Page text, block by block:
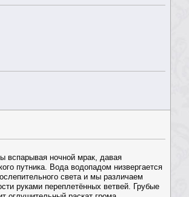
вспарывая ночной мрак, давая
путника. Вода водопадом низвергается
света и мы различаем
руками переплетённых ветвей. Грубые